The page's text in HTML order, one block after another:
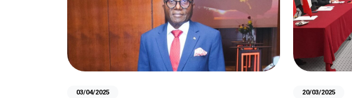
03/04/2025 20/03/2025